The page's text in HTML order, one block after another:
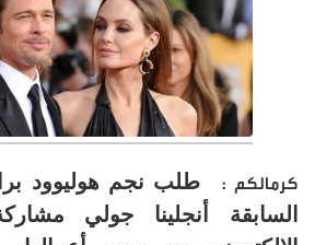
كرمالكم :
طلب نجم هوليوود
السابقة أنجلينا جولي